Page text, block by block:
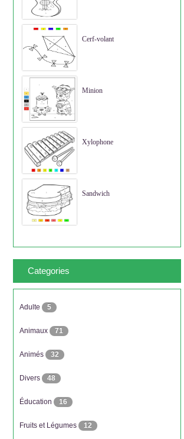
Cerf-volant
Minion
Xylophone
Sandwich
Categories
Adulte 5
Animaux 71
Animés 32
Divers 48
Éducation 16
Fruits et Légumes 12